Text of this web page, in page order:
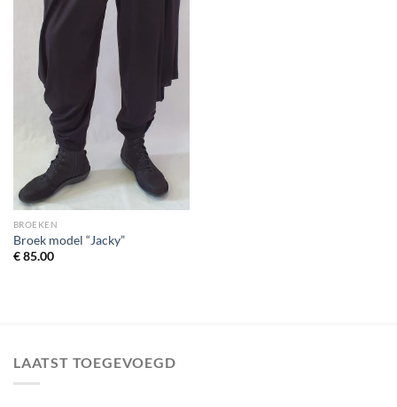
BROEKEN
Broek model “Jacky”
€85.00
LAATST TOEGEVOEGD